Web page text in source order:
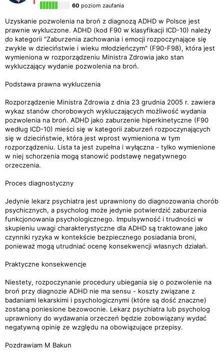
60 poziom zaufania
Uzyskanie pozwolenia na broń z diagnozą ADHD w Polsce jest
prawnie wykluczone. ADHD (kod F90 w klasyfikacji ICD-10) należy
do kategorii "Zaburzenia zachowania i emocji rozpoczynające się
zwykle w dzieciństwie i wieku młodzieńczym" (F90-F98), która jest
wymieniona w rozporządzeniu Ministra Zdrowia jako stan
wykluczający wydanie pozwolenia na broń.​
Podstawa prawna wykluczenia
Rozporządzenie Ministra Zdrowia z dnia 23 grudnia 2005 r. zawiera
wykaz stanów chorobowych wykluczających możliwość wydania
pozwolenia na broń. ADHD jako zaburzenie hiperkinetyczne (F90
według ICD-10) mieści się w kategorii zaburzeń rozpoczynających
się w dzieciństwie, która jest wprost wymieniona w tym
rozporządzeniu. Lista ta jest zupełna i wyłączna - tylko wymienione
w niej schorzenia mogą stanowić podstawę negatywnego
orzeczenia.​
Proces diagnostyczny
Jedynie lekarz psychiatra jest uprawniony do diagnozowania chorób
psychicznych, a psycholog może jedynie potwierdzić zaburzenia
funkcjonowania psychologicznego. Impulsywność i trudności w
skupieniu uwagi charakterystyczne dla ADHD są traktowane jako
czynniki ryzyka w kontekście bezpiecznego posiadania broni,
ponieważ mogą utrudniać ocenę konsekwencji własnych działań.​
Praktyczne konsekwencje
Niestety, rozpoczynanie procedury ubiegania się o pozwolenie na
broń przy diagnozie ADHD nie ma sensu - koszty związane z
badaniami lekarskimi i psychologicznymi (które są dość znaczne)
zostaną poniesione bezowocnie. Lekarz psychiatra lub psycholog
uprawniony do wydawania orzeczeń będzie zobowiązany wydać
negatywną opinię ze względu na obowiązujące przepisy.
Pozdrawiam M Bakun